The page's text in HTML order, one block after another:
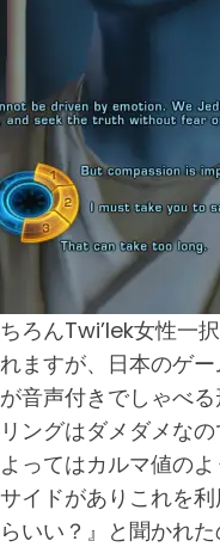
ろんTwi’lek女性一
ますが、日本のゲ
音声付きでしゃべ
ングはダメダメな
ってはカルマ値のよ
イドがありこれを
いい？』と聞かれ